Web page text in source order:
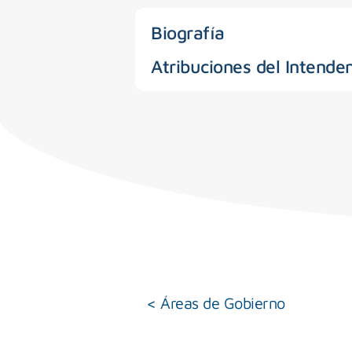
Biografía
Atribuciones del
< Áreas de Gobierno